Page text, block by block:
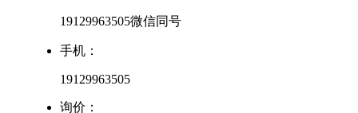
19129963505微信同号
手机：
19129963505
询价：